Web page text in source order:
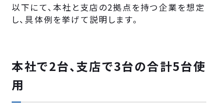
以下にて、本社と支店の2拠点を持つ企業を想定
し、具体例を挙げて説明します。
本社で2台、支店で3台の合計5台使
用